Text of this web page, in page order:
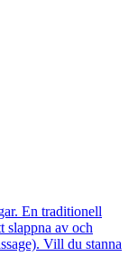
En traditionell
slappna av och
Vill du stanna